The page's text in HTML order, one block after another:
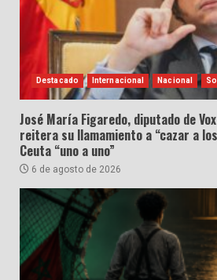
Destacado Internacional Nacional
José María Figaredo, diputado de
reitera su llamamiento a “cazar a
Ceuta “uno a uno”
6 de agosto de 2026